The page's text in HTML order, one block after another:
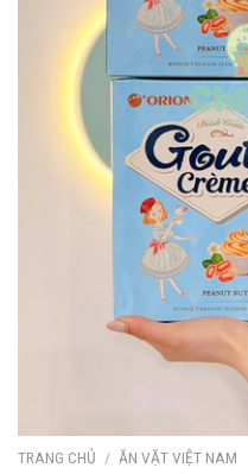
TRANG CHỦ / ĂN VẶT VIỆT NAM